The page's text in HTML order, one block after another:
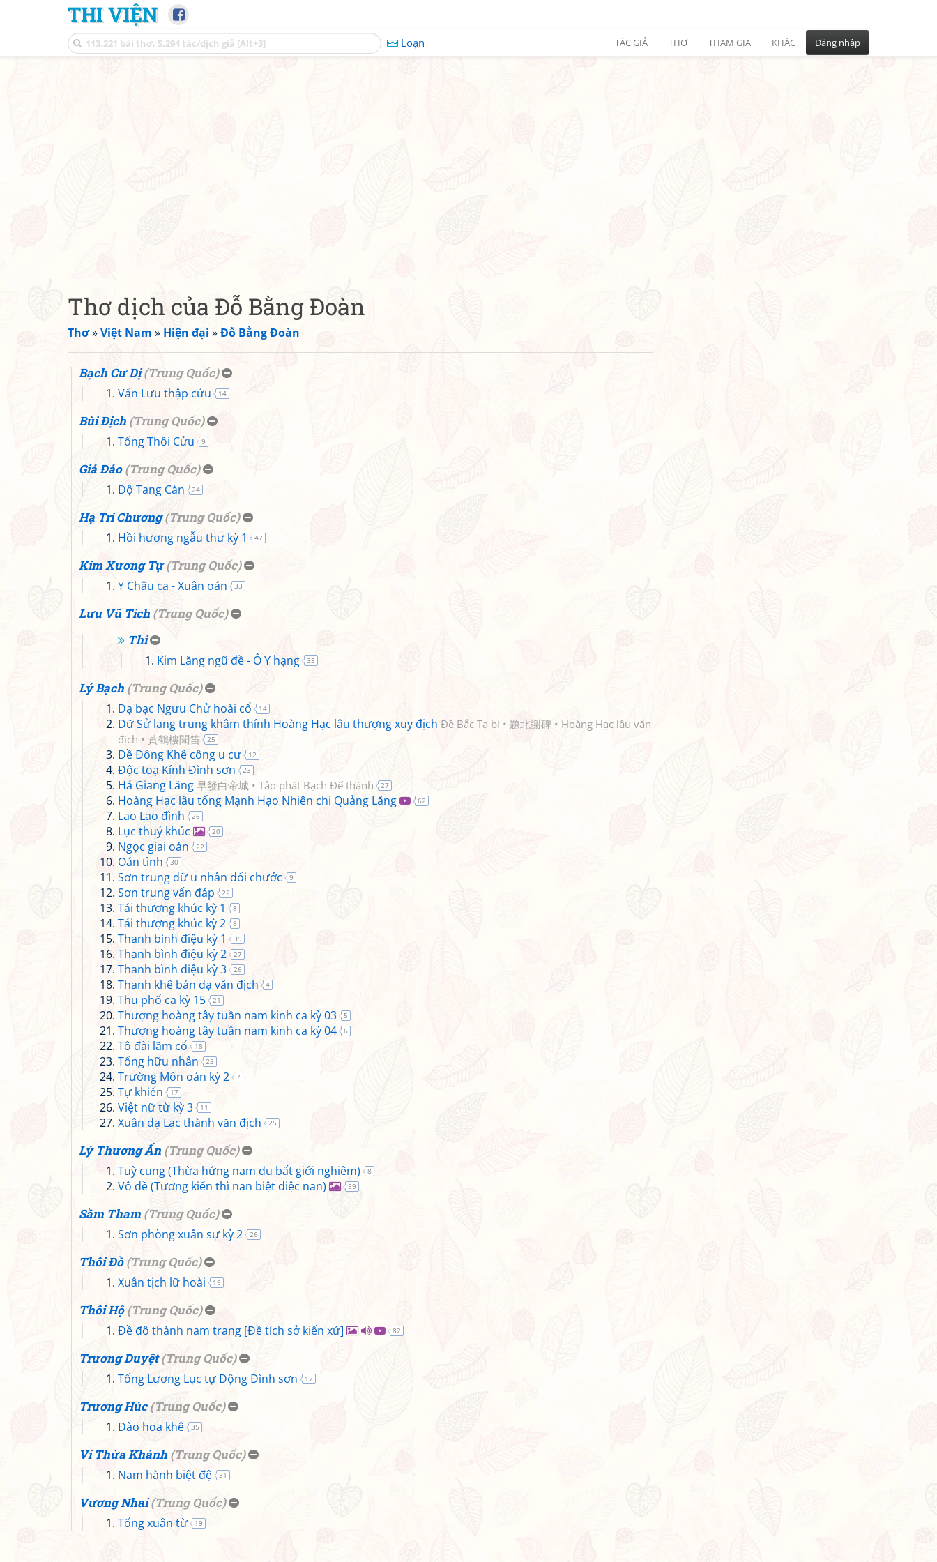
THI VIỆN
Loạn TÁC GIẢ THƠ THAM GIA KHÁC Đăng nhập
Thơ dịch của Đỗ Bằng Đoàn
Thơ»Việt Nam » Hiện đại »Đỗ Bằng Đoàn
Bạch Cư Dị (Trung Quốc)
Vấn Lưu thập cửu 14
Bùi Địch (Trung Quốc)
Tống Thôi Cửu 9
Giả Đảo (Trung Quốc)
Độ Tang Càn 24
Hạ Tri Chương (Trung Quốc)
Hồi hương ngẫu thư kỳ 1 47
Kim Xương Tự (Trung Quốc)
Y Châu ca - Xuân oán 33
Lưu Vũ Tích (Trung Quốc)
Thi
Kim Lăng ngũ đề - Ô Y hạng 33
Lý Bạch (Trung Quốc)
Dạ bạc Ngưu Chử hoài cổ 14
Dữ Sử lang trung khâm thính Hoàng Hạc lâu thượng xuy địch Đề Bắc Tạ bi • 題北謝碑 • Hoàng Hạc lâu văn
địch • 黃鶴樓聞笛
25
Đề Đông Khê công u cư 12
Độc toạ Kính Đình sơn 23
Há Giang Lăng 早發白帝城 • Tảo phát Bạch Đế thành 27
Hoàng Hạc lâu tống Mạnh Hạo Nhiên chi Quảng Lăng 62
Lao Lao đình 26
Lục thuỷ khúc 20
Ngọc giai oán 22
Oán tình 30
Sơn trung dữ u nhân đối chước 9
Sơn trung vấn đáp 22
Tái thượng khúc kỳ 1 8
Tái thượng khúc kỳ 2 8
Thanh bình điệu kỳ 1 39
Thanh bình điệu kỳ 2 27
Thanh bình điệu kỳ 3 26
Thanh khê bán dạ văn địch 4
Thu phố ca kỳ 15 21
Thượng hoàng tây tuần nam kinh ca kỳ 03 5
Thượng hoàng tây tuần nam kinh ca kỳ 04 6
Tô đài lãm cổ 18
Tống hữu nhân 23
Trường Môn oán kỳ 2 7
Tự khiển 17
Việt nữ từ kỳ 3 11
Xuân dạ Lạc thành văn địch 25
Lý Thương Ẩn (Trung Quốc)
Tuỳ cung (Thừa hứng nam du bất giới nghiêm) 8
Vô đề (Tương kiến thì nan biệt diệc nan) 59
Sầm Tham (Trung Quốc)
Sơn phòng xuân sự kỳ 2 26
Thôi Đồ (Trung Quốc)
Xuân tịch lữ hoài 19
Thôi Hộ (Trung Quốc)
Đề đô thành nam trang [Đề tích sở kiến xứ] 82
Trương Duyệt (Trung Quốc)
Tống Lương Lục tự Động Đình sơn 17
Trương Húc (Trung Quốc)
Đào hoa khê 35
Vi Thừa Khánh (Trung Quốc)
Nam hành biệt đệ 31
Vương Nhai (Trung Quốc)
Tống xuân từ 19